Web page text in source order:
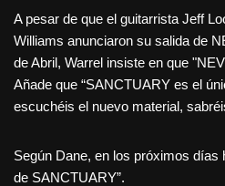
A pesar de que el guitarrista Jeff
Williams anunciaron su salida de
de Abril, Warrel insiste en que
Añade que “SANCTUARY es el
escuchéis el nuevo material,
Según Dane, en los próximos días
de SANCTUARY”.